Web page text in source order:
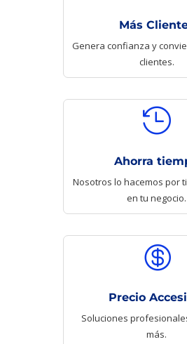
Más
Genera confianza y
clientes.

Ahorra
Nosotros lo hacemos por
en tu negocio.

Precio
Soluciones
más.